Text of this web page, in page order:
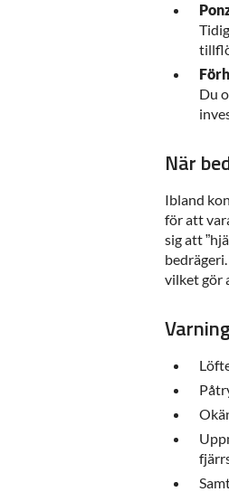
Du
När
Ibland
för att
sig att
vilket gör